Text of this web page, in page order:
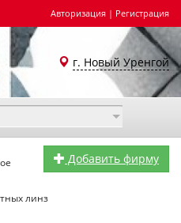
Авторизация | Регистрация
г. Новый Уренгой
Добавить фирму
линз